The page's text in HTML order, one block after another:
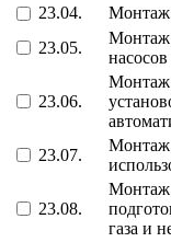
23.04.
Монтаж
23.05.
Монтаж
23.06.
Монтаж
23.07.
Монтаж
23.08.
Монтаж
газа и